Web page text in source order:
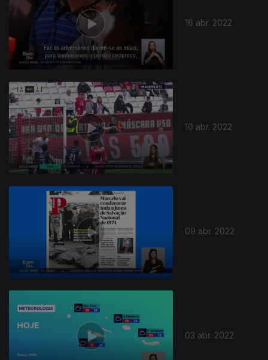
16 abr. 2022
10 abr. 2022
09 abr. 2022
03 abr. 2022